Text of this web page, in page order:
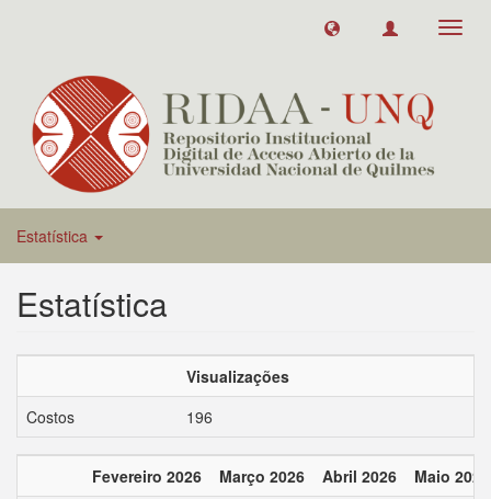
Estatística
Estatística
Visualizações
Costos
196
Fevereiro 2026 Março 2026 Abril 2026
Maio 2026